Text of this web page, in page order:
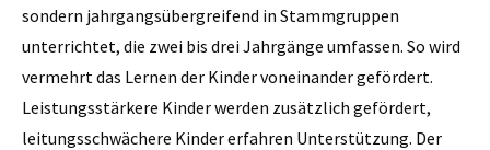
sondern jahrgangsübergreifend in Stamm­gruppen
unterrichtet, die zwei bis drei Jahrgänge umfassen. So wird
vermehrt das Lernen der Kinder voneinander gefördert.
Leistungsstärkere Kinder werden zusätzlich gefördert,
leitungsschwächere Kinder erfahren Unterstützung. Der